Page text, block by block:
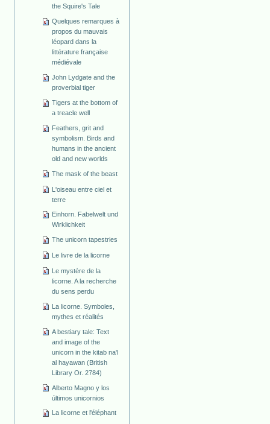
the Squire's Tale
Quelques remarques à
propos du mauvais
léopard dans la
littérature française
médiévale
John Lydgate and the
proverbial tiger
Tigers at the bottom of
a treacle well
Feathers, grit and
symbolism. Birds and
humans in the ancient
old and new worlds
The mask of the beast
L'oiseau entre ciel et
terre
Einhorn. Fabelwelt und
Wirklichkeit
The unicorn tapestries
Le livre de la licorne
Le mystère de la
licorne. A la recherche
du sens perdu
La licorne. Symboles,
mythes et réalités
A bestiary tale: Text
and image of the
unicorn in the kitab na'l
al hayawan (British
Library Or. 2784)
Alberto Magno y los
últimos unicornios
La licorne et l'éléphant